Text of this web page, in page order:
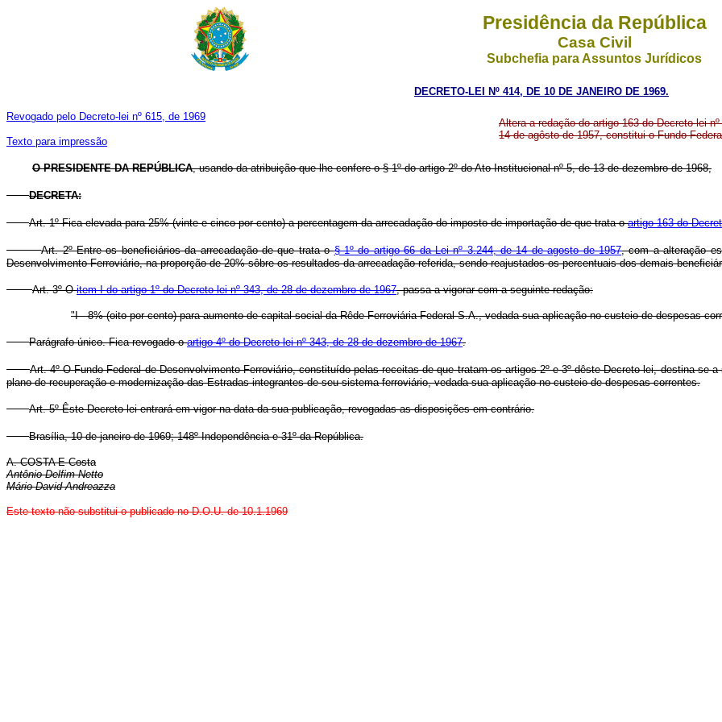
Presidência da República
Casa Civil
Subchefia para Assuntos Jurídicos
DECRETO-LEI Nº 414, DE 10 DE JANEIRO DE 1969.
Revogado pelo Decreto-lei nº 615, de 1969
Texto para impressão
Altera a redação do artigo 163 do Decreto-lei
14 de agôsto de 1957, constitui o Fundo
O PRESIDENTE DA REPÚBLICA, usando da atribuição que lhe confere o § 1º do artigo 2º do Ato Institucional nº 5, de 13 de dezembro de 1968,
DECRETA:
Art. 1º Fica elevada para 25% (vinte e cinco por cento) a percentagem da arrecadação do imposto de importação de que trata oartigo 163 do
Art. 2º Entre os beneficiários da arrecadação de que trata o§ 1º do artigo 66 da Lei nº 3.244, de 14 de agosto de 1957, com a alteração
Desenvolvimento Ferroviário, na proporção de 20% sôbre os resultados da arrecadação referida, sendo reajustados os percentuais dos demais
Art. 3º Oitem I do artigo 1º do Decreto-lei nº 343, de 28 de dezembro de 1967, passa a vigorar com a seguinte redação:
"I - 8% (oito por cento) para aumento de capital social da Rêde Ferroviária Federal S.A., vedada sua aplicação no custeio de despesas
Parágrafo único. Fica revogado oartigo 4º do Decreto-lei nº 343, de 28 de dezembro de 1967.
Art. 4º O Fundo Federal de Desenvolvimento Ferroviário, constituído pelas receitas de que tratam os artigos 2º e 3º dêste Decreto-lei, destina-se
plano de recuperação e modernização das Estradas integrantes de seu sistema ferroviário, vedada sua aplicação no custeio de despesas correntes.
Art. 5º Êste Decreto-lei entrará em vigor na data da sua publicação, revogadas as disposições em contrário.
Brasília, 10 de janeiro de 1969; 148º Independência e 31º da República.
A. COSTA E Costa
Antônio Delfim Netto
Mário David Andreazza
Este texto não substitui o publicado no D.O.U. de 10.1.1969